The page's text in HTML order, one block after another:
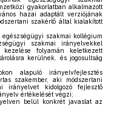
gyakorlatban alkalmazott
hazai adaptált verziójának
szakértő által kialakított
szakmai kollégium
szakmai irányelvekkel
folyamán keletkezett
kerülnek, és jogosultság
alapuló irányelvfejlesztés
szakember, aki módszertani
irányelvet kidolgozó fejlesztő
értékelését végzi;
belül konkrét javaslat az